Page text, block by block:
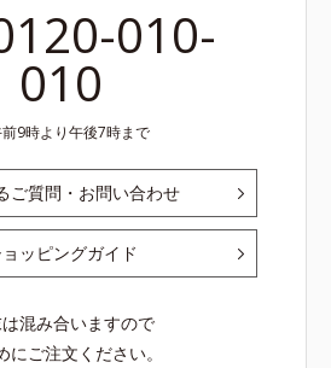
010-
010
9時より午後7時まで
ご質問・お問い合わせ
ッピングガイド
は混み合いますので
にご注文ください。